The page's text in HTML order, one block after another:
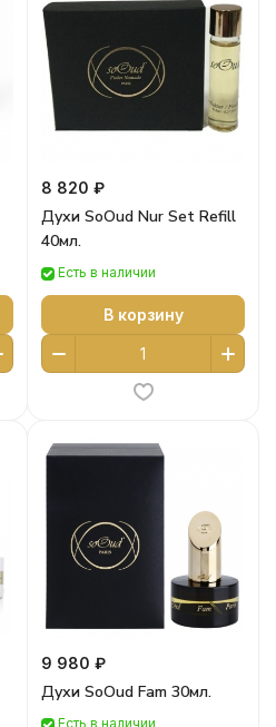
8 820 ₽
Духи SoOud Nur Set Refill
40мл.
Есть в наличии
В корзину
9 980 ₽
Духи SoOud Fam 30мл.
Есть в наличии